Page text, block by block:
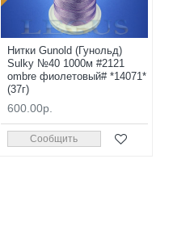
Нитки Gunold (Гунольд)
Sulky №40 1000м #2121
ombre фиолетовый# *14071*
(37г)
600.00р.
Сообщить